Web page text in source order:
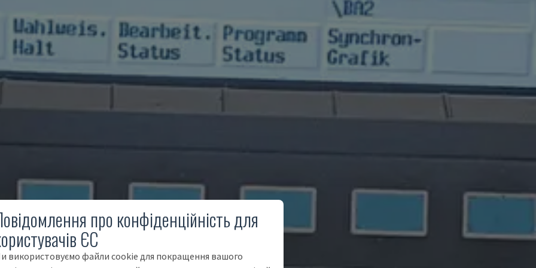
про конфіденційність для
ЄС
використовуємо файли cookie для покращення вашого